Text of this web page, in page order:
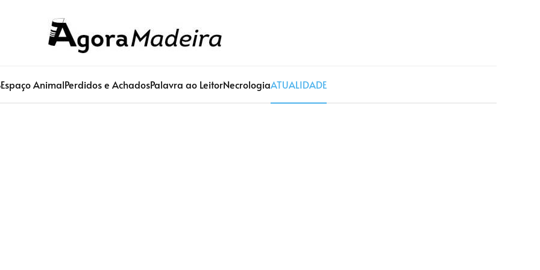
Espaço AnimalPerdidos e AchadosPalavra ao LeitorNecrologiaATUALIDADE